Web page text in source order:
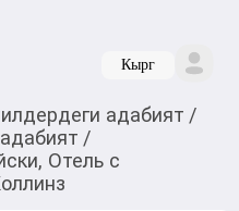
Кырг
адабият /
/
Отель с